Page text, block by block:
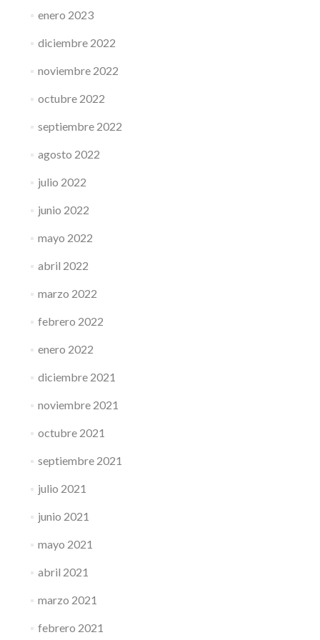
enero 2023
diciembre 2022
noviembre 2022
octubre 2022
septiembre 2022
agosto 2022
julio 2022
junio 2022
mayo 2022
abril 2022
marzo 2022
febrero 2022
enero 2022
diciembre 2021
noviembre 2021
octubre 2021
septiembre 2021
julio 2021
junio 2021
mayo 2021
abril 2021
marzo 2021
febrero 2021